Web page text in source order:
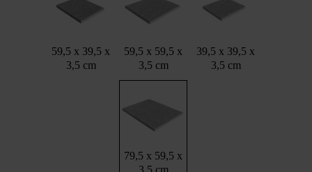
59,5 x 39,5 x
3,5 cm
59,5 x 59,5 x
3,5 cm
39,5 x 39,5 x
3,5 cm
79,5 x 59,5 x